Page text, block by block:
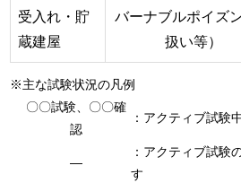
受入れ・貯
蔵建屋
バーナブルポイズ
扱い等）
※主な試験状況の凡例
〇〇試験、〇〇確
認
：アクティブ試験
―
：アクティブ試験
す